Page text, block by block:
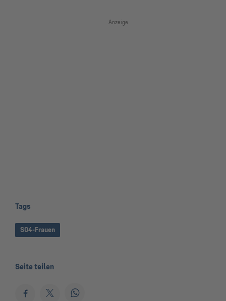
Anzeige
Tags
S04-Frauen
Seite teilen